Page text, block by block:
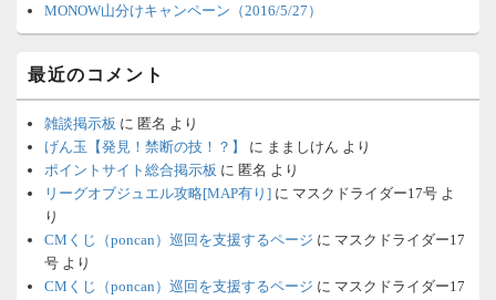
MONOW山分けキャンペーン（2016/5/27）
最近のコメント
雑談掲示板 に 匿名 より
げん玉【発見！禁断の技！？】
に まましけん より
ポイントサイト総合掲示板 に 匿名 より
リーグオブジュエル攻略[MAP有り] に マスクドライダー17号 よ
り
CMくじ（poncan）巡回を支援するページ に マスクドライダー17
号 より
CMくじ（poncan）巡回を支援するページ に マスクドライダー17